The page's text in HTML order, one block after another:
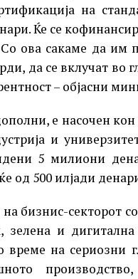
на
Ќе се
ова сакаме да им
да се вклучат во
– објасни
е насочен
и
5 милиони
од 500 илјади
бизнис-секторот
зелена и
време на